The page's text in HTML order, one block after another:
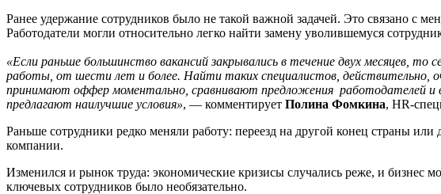
Ранее удержание сотрудников было не такой важной задачей. Это связано с
Работодатели могли относительно легко найти замену уволившемуся
«‎Если раньше большинство вакансий закрывались в течение двух месяцев,
работы, от шести лет и более. Найти таких специалистов, действительно,
принимают оффер моментально, сравнивают предложения работодателей и
предлагают наилучшие условия»‎, — комментирует Полина Фомкина, HR-
Раньше сотрудники редко меняли работу: переезд на другой конец страны
компании.
Изменился и рынок труда: экономические кризисы случались реже, и бизнес
ключевых сотрудников было необязательно.